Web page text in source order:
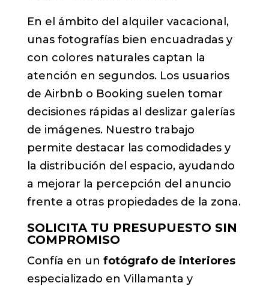
En el ámbito del alquiler vacacional,
unas fotografías bien encuadradas y
con colores naturales captan la
atención en segundos. Los usuarios
de Airbnb o Booking suelen tomar
decisiones rápidas al deslizar galerías
de imágenes. Nuestro trabajo
permite destacar las comodidades y
la distribución del espacio, ayudando
a mejorar la percepción del anuncio
frente a otras propiedades de la zona.
SOLICITA TU PRESUPUESTO SIN
COMPROMISO
Confía en un fotógrafo de interiores
especializado en Villamanta y